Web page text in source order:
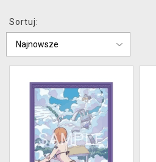
Sortuj: